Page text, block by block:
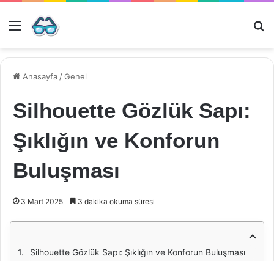
Menü
Anasayfa /Genel
Silhouette Gözlük Sapı:
Şıklığın ve Konforun
Buluşması
3 Mart 2025 3 dakika okuma süresi
Silhouette Gözlük Sapı: Şıklığın ve Konforun Buluşması